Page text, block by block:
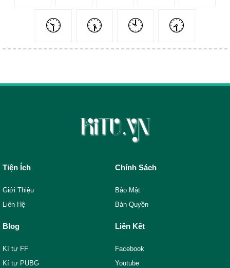
🕥 🕠 🕙 🕣
Tiện Ích
Giới Thiệu
Liên Hệ
Chính Sách
Bảo Mật
Bản Quyền
Blog
Kí tự FF
Kí tự PUBG
Liên Kết
Facebook
Youtube